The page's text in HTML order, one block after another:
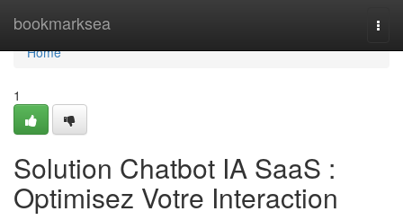
bookmarksea
Home
Home
1
Solution Chatbot IA SaaS :
Optimisez Votre Interaction